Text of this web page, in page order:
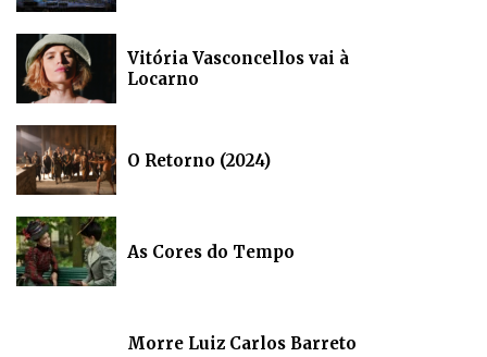
Vitória Vasconcellos vai à
Locarno
O Retorno (2024)
As Cores do Tempo
Morre Luiz Carlos Barreto